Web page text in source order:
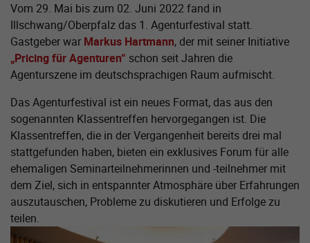
Zeige größere Version von:
Vom 29. Mai bis zum 02. Juni 2022 fand in
Illschwang/Oberpfalz das 1. Agenturfestival statt.
Gastgeber war Markus Hartmann, der mit seiner Initiative
„Pricing für Agenturen“ schon seit Jahren die
Agenturszene im deutschsprachigen Raum aufmischt.
Das Agenturfestival ist ein neues Format, das aus den
sogenannten Klassentreffen hervorgegangen ist. Die
Klassentreffen, die in der Vergangenheit bereits drei mal
stattgefunden haben, bieten ein exklusives Forum für alle
ehemaligen Seminarteilnehmerinnen und -teilnehmer mit
dem Ziel, sich in entspannter Atmosphäre über Erfahrungen
auszutauschen, Probleme zu diskutieren und Erfolge zu
teilen.